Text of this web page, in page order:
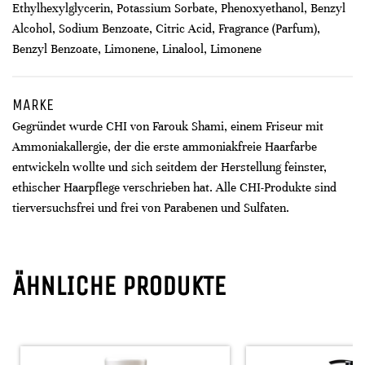
Ethylhexylglycerin, Potassium Sorbate, Phenoxyethanol, Benzyl
Alcohol, Sodium Benzoate, Citric Acid, Fragrance (Parfum),
Benzyl Benzoate, Limonene, Linalool, Limonene
MARKE
Gegründet wurde CHI von Farouk Shami, einem Friseur mit
Ammoniakallergie, der die erste ammoniakfreie Haarfarbe
entwickeln wollte und sich seitdem der Herstellung feinster,
ethischer Haarpflege verschrieben hat. Alle CHI-Produkte sind
tierversuchsfrei und frei von Parabenen und Sulfaten.
ÄHNLICHE PRODUKTE